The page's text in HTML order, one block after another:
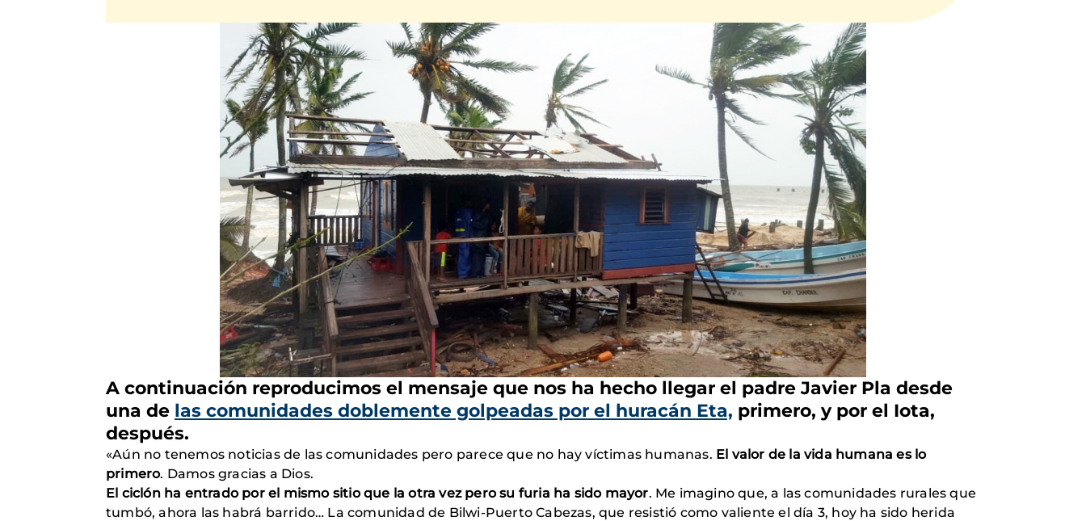
A continuación reproducimos el mensaje que nos ha hecho llegar el padre Javier Pla desde
una de las comunidades doblemente golpeadas por el huracán Eta, primero, y por el Iota,
después.
«Aún no tenemos noticias de las comunidades pero parece que no hay víctimas humanas. El valor de la vida humana es lo
primero. Damos gracias a Dios.
El ciclón ha entrado por el mismo sitio que la otra vez pero su furia ha sido mayor. Me imagino que, a las comunidades rurales que
tumbó, ahora las habrá barrido… La comunidad de Bilwi-Puerto Cabezas, que resistió como valiente el día 3, hoy ha sido herida